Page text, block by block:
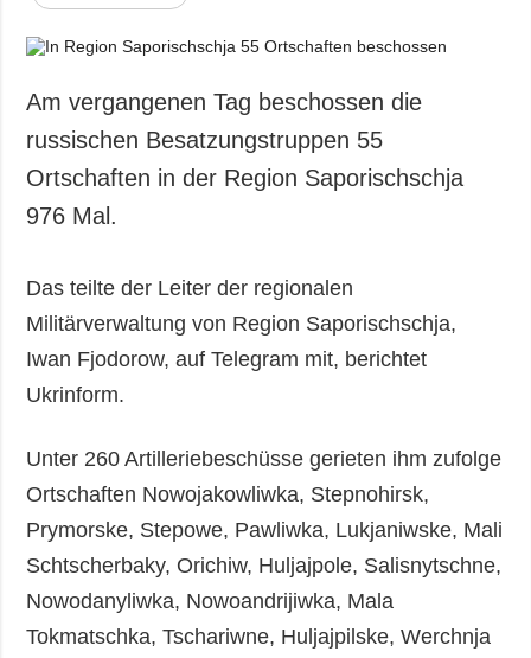
Am vergangenen Tag beschossen die
russischen Besatzungstruppen 55
Ortschaften in der Region Saporischschja
976 Mal.
Das teilte der Leiter der regionalen
Militärverwaltung von Region Saporischschja,
Iwan Fjodorow, auf Telegram mit, berichtet
Ukrinform.
Unter 260 Artilleriebeschüsse gerieten ihm zufolge
Ortschaften Nowojakowliwka, Stepnohirsk,
Prymorske, Stepowe, Pawliwka, Lukjaniwske, Mali
Schtscherbaky, Orichiw, Huljajpole, Salisnytschne,
Nowodanyliwka, Nowoandrijiwka, Mala
Tokmatschka, Tschariwne, Huljajpilske, Werchnja